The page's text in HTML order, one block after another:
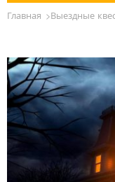
Главная Выездные